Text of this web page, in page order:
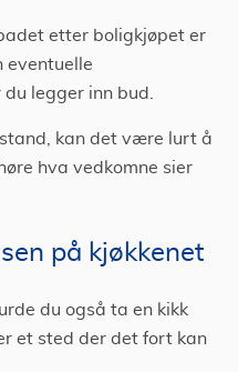
etter boligkjøpet er
eventuelle
legger inn bud.
kan det være lurt å
hva vedkomne sier
på kjøkkenet
du også ta en kikk
et sted der det fort kan